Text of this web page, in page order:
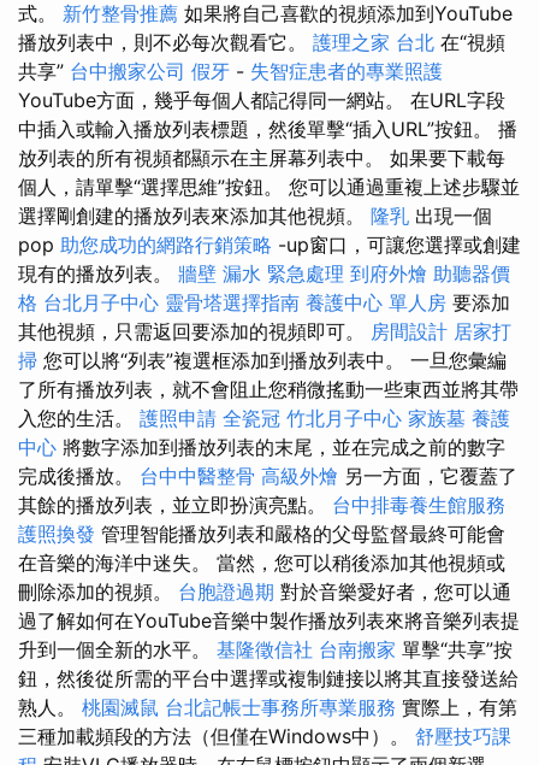
式。 新竹整骨推薦 如果將自己喜歡的視頻添加到YouTube
播放列表中，則不必每次觀看它。 護理之家 台北 在“視頻
共享” 台中搬家公司 假牙 - 失智症患者的專業照護
YouTube方面，幾乎每個人都記得同一網站。 在URL字段
中插入或輸入播放列表標題，然後單擊“插入URL”按鈕。 播
放列表的所有視頻都顯示在主屏幕列表中。 如果要下載每
個人，請單擊“選擇思維”按鈕。 您可以通過重複上述步驟並
選擇剛創建的播放列表來添加其他視頻。 隆乳 出現一個
pop 助您成功的網路行銷策略 -up窗口，可讓您選擇或創建
現有的播放列表。 牆壁 漏水 緊急處理 到府外燴 助聽器價
格 台北月子中心 靈骨塔選擇指南 養護中心 單人房 要添加
其他視頻，只需返回要添加的視頻即可。 房間設計 居家打
掃 您可以將“列表”複選框添加到播放列表中。 一旦您彙編
了所有播放列表，就不會阻止您稍微搖動一些東西並將其帶
入您的生活。 護照申請 全瓷冠 竹北月子中心 家族墓 養護
中心 將數字添加到播放列表的末尾，並在完成之前的數字
完成後播放。 台中中醫整骨 高級外燴 另一方面，它覆蓋了
其餘的播放列表，並立即扮演亮點。 台中排毒養生館服務
護照換發 管理智能播放列表和嚴格的父母監督最終可能會
在音樂的海洋中迷失。 當然，您可以稍後添加其他視頻或
刪除添加的視頻。 台胞證過期 對於音樂愛好者，您可以通
過了解如何在YouTube音樂中製作播放列表來將音樂列表提
升到一個全新的水平。 基隆徵信社 台南搬家 單擊“共享”按
鈕，然後從所需的平台中選擇或複制鏈接以將其直接發送給
熟人。 桃園滅鼠 台北記帳士事務所專業服務 實際上，有第
三種加載頻段的方法（但僅在Windows中）。 舒壓技巧課